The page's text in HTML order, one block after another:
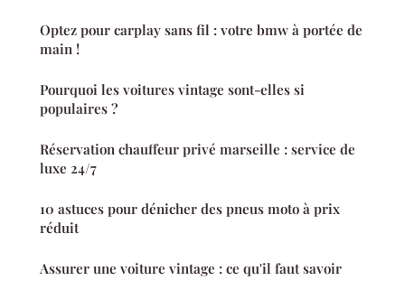
Optez pour carplay sans fil : votre bmw à portée de
main !
Pourquoi les voitures vintage sont-elles si
populaires ?
Réservation chauffeur privé marseille : service de
luxe 24/7
10 astuces pour dénicher des pneus moto à prix
réduit
Assurer une voiture vintage : ce qu'il faut savoir